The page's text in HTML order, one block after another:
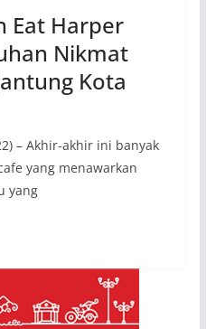
Eat Harper
Nikmat
Kota
– Akhir-akhir ini banyak
yang menawarkan
yang